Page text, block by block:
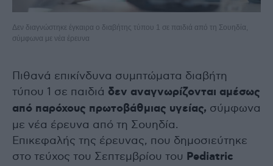
Δεν διαγνώστηκε έγκαιρα ο διαβήτης τύπου 1 σε παιδιά από τη Σουηδία,
σύμφωνα με νέα έρευνα
Πιθανά επικίνδυνα συμπτώματα διαβήτη
τύπου 1 σε παιδιά δεν αναγνωρίζονται αμέσως
από παρόχους πρωτοβάθμιας υγείας, σύμφωνα
με νέα έρευνα από τη Σουηδία.
Επικεφαλής της έρευνας, που δημοσιεύτηκε
στο τεύχος του Σεπτεμβρίου του Pediatric